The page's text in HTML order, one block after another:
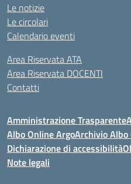
Le notizie
Le circolari
Calendario eventi
Area Riservata ATA
Area Riservata DOCENTI
Contatti
Amministrazione Trasparente
Albo Online ArgoArchivio Albo
Dichiarazione di accessibilità
Note legali